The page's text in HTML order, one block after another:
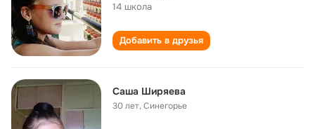
14 школа
Добавить в друзья
Саша Ширяева
30 лет,Синегорье